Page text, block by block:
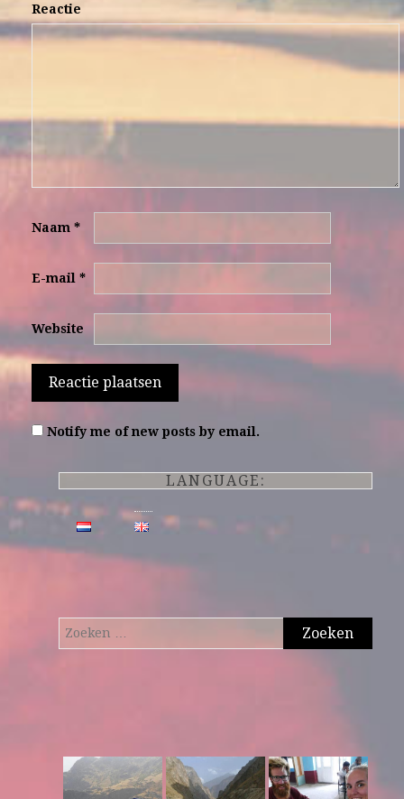
Reactie
Naam *
E-mail *
Website
Notify me of new posts by email.
LANGUAGE:
Zoeken